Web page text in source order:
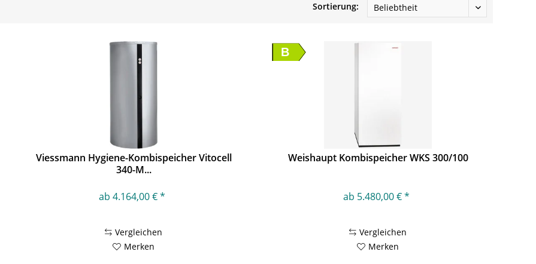
Sortierung:
Viessmann Hygiene-Kombispeicher Vitocell
340-M...
ab 4.164,00 € *
Vergleichen
Merken
B
Weishaupt Kombispeicher WKS 300/100
ab 5.480,00 € *
Vergleichen
Merken